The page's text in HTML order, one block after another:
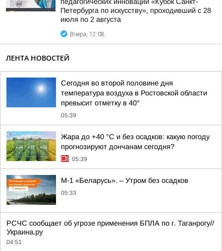
Петербурга по искусству», проходивший с 28
июля по 2 августа
Вчера, 12:08
ЛЕНТА НОВОСТЕЙ
Сегодня во второй половине дня
температура воздуха в Ростовской области
превысит отметку в 40°
05:39
Жара до +40 °С и без осадков: какую погоду
прогнозируют дончанам сегодня?
05:39
М-1 «Беларусь». – Утром без осадков
05:33
РСЧС сообщает об угрозе применения БПЛА по г. Таганрогу//
Украина.ру
04:51